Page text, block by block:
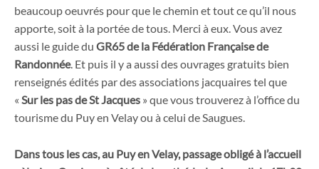
beaucoup oeuvrés pour que le chemin et tout ce qu’il nous
apporte, soit à la portée de tous. Merci à eux. Vous avez
aussi le guide du GR65 de la Fédération Française de
Randonnée. Et puis il y a aussi des ouvrages gratuits bien
renseignés édités par des associations jacquaires tel que
« Sur les pas de St Jacques » que vous trouverez à l’office du
tourisme du Puy en Velay ou à celui de Saugues.
Dans tous les cas, au Puy en Velay, passage obligé à l’accueil